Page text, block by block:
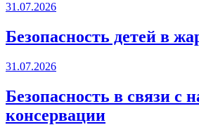
31.07.2026
Безопасность детей в
31.07.2026
Безопасность в связи с
консервации